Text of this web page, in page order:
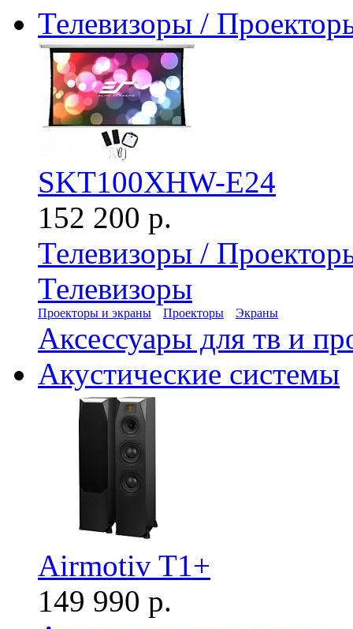
Телевизоры /
SKT100XHW-E24
152 200 р.
Телевизоры /
Телевизоры
Проекторы и экраны Проекторы Экраны
Аксессуары для тв и
Акустические системы
Airmotiv T1+
149 990 р.